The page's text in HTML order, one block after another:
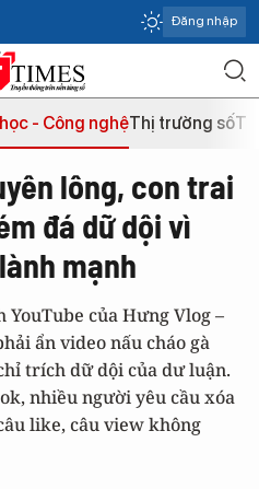
Đăng nhập
- Công nghệThị trường số
lông, con trai
đá dữ dội vì
mạnh
của Hưng Vlog –
ẩn video nấu cháo gà
trích dữ dội của dư luận.
nhiều người yêu cầu xóa
like, câu view không